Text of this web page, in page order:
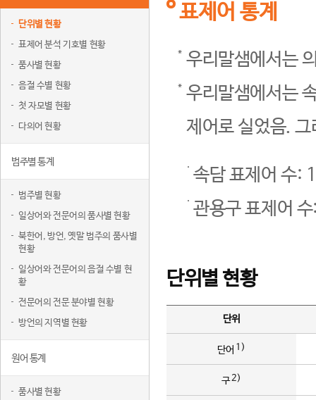
단위별 현황
표제어 분석 기호별 현황
품사별 현황
음절 수별 현황
첫 자모별 현황
다의어 현황
범주별 통계
범주별 현황
일상어와 전문어의 품사별 현황
북한어, 방언, 옛말 범주의 품사별
현황
일상어와 전문어의 음절 수별 현
황
전문어의 전문 분야별 현황
방언의 지역별 현황
원어 통계
품사별 현황
표제어 통계
우리말샘에서는
우리말샘에서는
제어로 실었음.
속담 표제어 수:
관용구 표제어
단위별 현황
단위
단어 1)
구2)